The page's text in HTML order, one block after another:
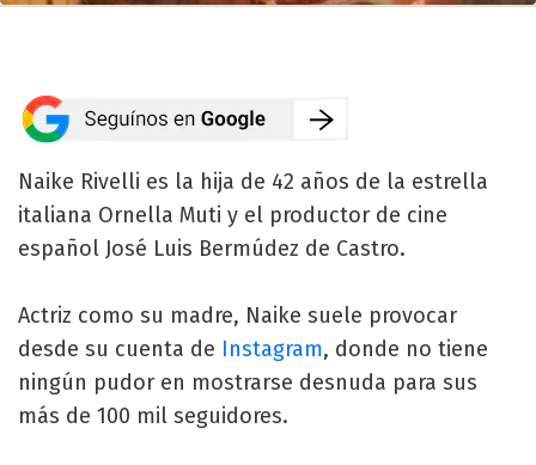
Naike Rivelli es la hija de 42 años de la estrella
italiana Ornella Muti y el productor de cine
español José Luis Bermúdez de Castro.
Actriz como su madre, Naike suele provocar
desde su cuenta de Instagram, donde no tiene
ningún pudor en mostrarse desnuda para sus
más de 100 mil seguidores.